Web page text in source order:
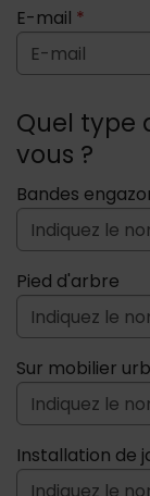
E-mail *
Quel type
vous ?
Bandes
Pied d'arbre
Sur mobilier
Installation de